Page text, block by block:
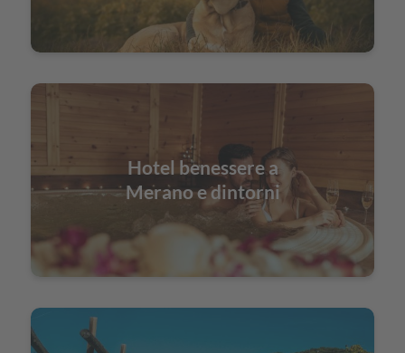
Hotel benessere a
Merano e dintorni